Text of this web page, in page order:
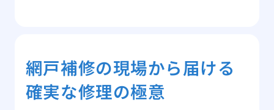
網戸補修の現場から届ける
確実な修理の極意